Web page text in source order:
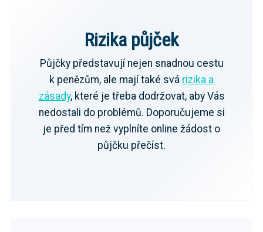
Rizika půjček
Půjčky představují nejen snadnou cestu
k penězům, ale mají také svá rizika a
zásady, které je třeba dodržovat, aby Vás
nedostali do problémů. Doporučujeme si
je před tím než vyplníte online žádost o
půjčku přečíst.